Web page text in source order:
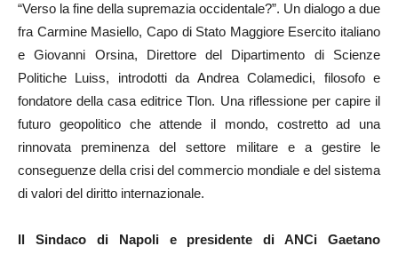
“Verso la fine della supremazia occidentale?”. Un dialogo a due
fra Carmine Masiello, Capo di Stato Maggiore Esercito italiano
e Giovanni Orsina, Direttore del Dipartimento di Scienze
Politiche Luiss, introdotti da Andrea Colamedici, filosofo e
fondatore della casa editrice Tlon. Una riflessione per capire il
futuro geopolitico che attende il mondo, costretto ad una
rinnovata preminenza del settore militare e a gestire le
conseguenze della crisi del commercio mondiale e del sistema
di valori del diritto internazionale.
Il Sindaco di Napoli e presidente di ANCi Gaetano